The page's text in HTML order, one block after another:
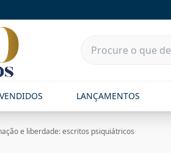
LANÇAMENTOS
e liberdade: escritos psiquiátricos